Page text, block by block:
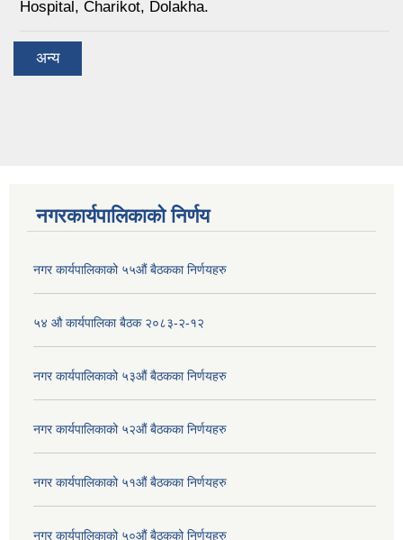
Hospital, Charikot, Dolakha.
अन्य
नगरकार्यपालिकाको निर्णय
नगर कार्यपालिकाको ५५औं बैठकका निर्णयहरु
५४ औ कार्यपालिका बैठक २०८३-२-१२
नगर कार्यपालिकाको ५३औं बैठकका निर्णयहरु
नगर कार्यपालिकाको ५२औं बैठकका निर्णयहरु
नगर कार्यपालिकाको ५१औं बैठकका निर्णयहरु
नगर कार्यपालिकाको ५०औं बैठकको निर्णयहरु